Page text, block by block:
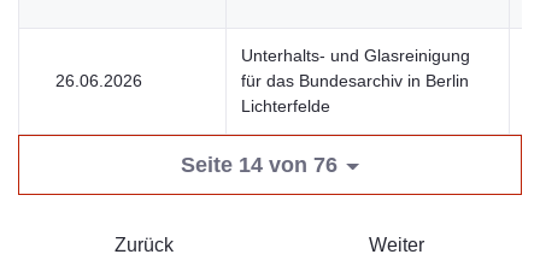
26.06.2026
Unterhalts- und Glasreinigung
für das Bundesarchiv in Berlin
Lichterfelde
Seite 14 von 76
Zurück Weiter